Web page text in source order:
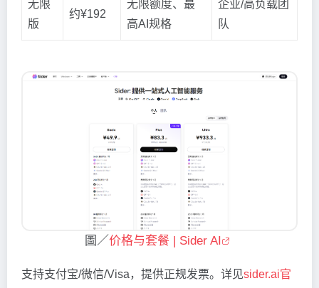
无限
版
约¥192
无限额度、最
高AI规格
企业/高负载团
队
圖／价格与套餐 | Sider AI
支持支付宝/微信/Visa，提供正规发票。详见sider.ai官